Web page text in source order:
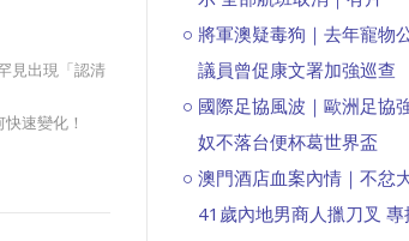
見出現「認清
速變化！
將軍澳疑毒狗｜去年寵物
議員曾促康文署加強巡查
國際足協風波｜歐洲足協
奴不落台便杯葛世界盃
澳門酒店血案內情｜不忿
41歲內地男商人擸刀叉